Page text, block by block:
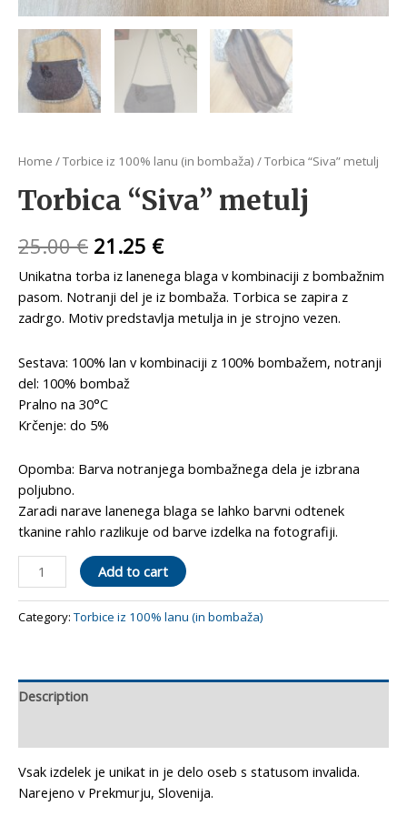
Home /Torbice iz 100% lanu (in bombaža) / Torbica “Siva” metulj
Torbica “Siva” metulj
25.00€ 21.25 €
Unikatna torba iz lanenega blaga v kombinaciji z bombažnim
pasom. Notranji del je iz bombaža. Torbica se zapira z
zadrgo. Motiv predstavlja metulja in je strojno vezen.
Sestava: 100% lan v kombinaciji z 100% bombažem, notranji
del: 100% bombaž
Pralno na 30°C
Krčenje: do 5%
Opomba: Barva notranjega bombažnega dela je izbrana
poljubno.
Zaradi narave lanenega blaga se lahko barvni odtenek
tkanine rahlo razlikuje od barve izdelka na fotografiji.
Torbica
"Siva"
metulj
quantity
Add to cart
Category: Torbice iz 100% lanu (in bombaža)
Description
Vsak izdelek je unikat in je delo oseb s statusom invalida.
Narejeno v Prekmurju, Slovenija.